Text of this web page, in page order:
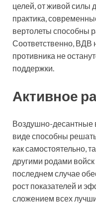
целей, от живой силы
практика,
вертолеты способны
Соответственно, ВДВ
противника не
поддержки.
Активное
Воздушно-десантные
виде способны
как самостоятельно,
другими родами
последнем случае
рост показателей и
сложением всех